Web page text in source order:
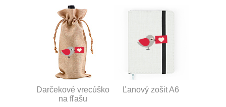
Darčekové vrecúško
na fľašu
Ľanový zošit A6